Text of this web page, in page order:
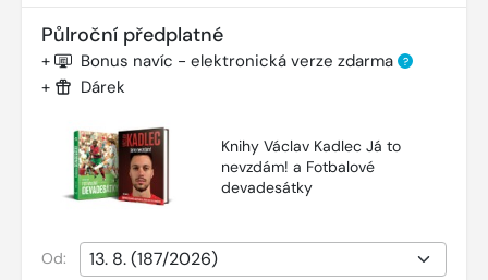
Půlroční předplatné
+ Bonus navíc - elektronická verze zdarma ?
+ Dárek
Knihy Václav Kadlec Já to
nevzdám! a Fotbalové
devadesátky
Od: